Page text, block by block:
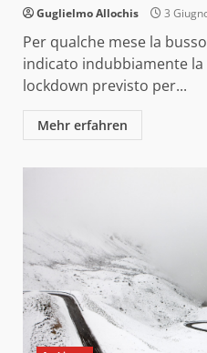
Guglielmo Allochis 3
Per qualche mese la
indicato indubbiamente
lockdown previsto per...
Mehr erfahren